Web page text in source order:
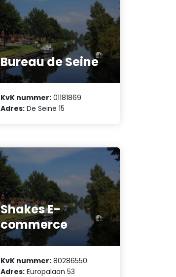
Bureau de Seine
KvK nummer: 01181869
Adres: De Seine 15
Shakes E-
commerce
KvK nummer: 80286550
Adres: Europalaan 53